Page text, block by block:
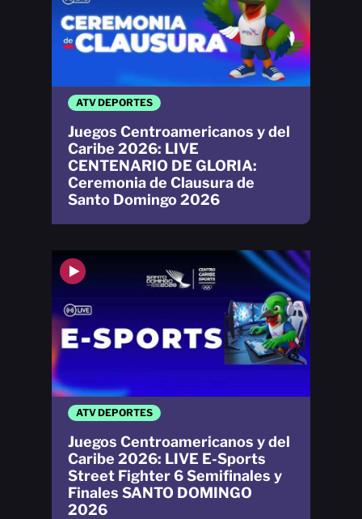
ATV DEPORTES
Juegos Centroamericanos y del
Caribe 2026: LIVE
CENTENARIO DE GLORIA:
Ceremonia de Clausura de
Santo Domingo 2026
ATV DEPORTES
Juegos Centroamericanos y del
Caribe 2026: LIVE E-Sports
Street Fighter 6 Semifinales y
Finales SANTO DOMINGO
2026